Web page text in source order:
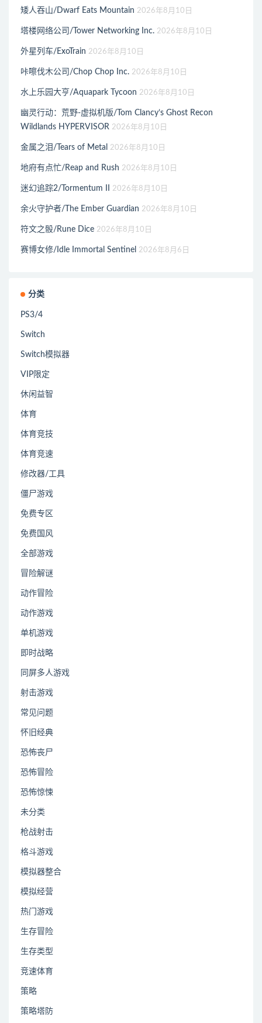
矮人吞山/Dwarf Eats Mountain 2026年8月10日
塔楼网络公司/Tower Networking Inc. 2026年8月10日
外星列车/ExoTrain 2026年8月10日
咔嚓伐木公司/Chop Chop Inc. 2026年8月10日
水上乐园大亨/Aquapark Tycoon 2026年8月10日
幽灵行动：荒野-虚拟机版/Tom Clancy’s Ghost Recon
Wildlands HYPERVISOR 2026年8月10日
金属之泪/Tears of Metal 2026年8月10日
地府有点忙/Reap and Rush 2026年8月10日
迷幻追踪2/Tormentum II 2026年8月10日
余火守护者/The Ember Guardian 2026年8月10日
符文之骰/Rune Dice 2026年8月10日
赛博女修/Idle Immortal Sentinel 2026年8月6日
分类
PS3/4
Switch
Switch模拟器
VIP限定
休闲益智
体育
体育竞技
体育竞速
修改器/工具
僵尸游戏
免费专区
免费国风
全部游戏
冒险解谜
动作冒险
动作游戏
单机游戏
即时战略
同屏多人游戏
射击游戏
常见问题
怀旧经典
恐怖丧尸
恐怖冒险
恐怖惊悚
未分类
枪战射击
格斗游戏
模拟器整合
模拟经营
热门游戏
生存冒险
生存类型
竞速体育
策略
策略塔防